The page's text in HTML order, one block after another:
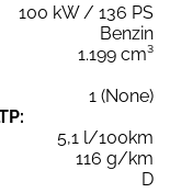
100 kW / 136 PS
Benzin
1.199 cm³
1 (None)
5,1 l/100km
116 g/km
D